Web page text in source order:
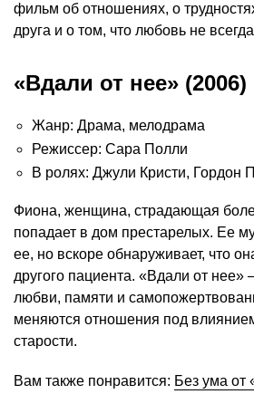
фильм об отношениях, о
друга и о том, что любовь не
«Вдали от нее» (2006)
Жанр: Драма, мелодрама
Режиссер: Сара Полли
В ролях: Джули Кристи, Гордон
Фиона, женщина, страдающая
попадает в дом престарелых. Ее
ее, но вскоре обнаруживает, что
другого пациента. «Вдали от
любви, памяти и
меняются отношения под
старости.
Вам также понравится: Без ума от